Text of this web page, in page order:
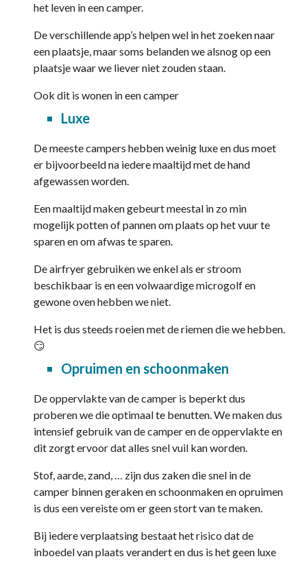
het leven in een camper.
De verschillende app’s helpen wel in het zoeken naar
een plaatsje, maar soms belanden we alsnog op een
plaatsje waar we liever niet zouden staan.
Ook dit is wonen in een camper
Luxe
De meeste campers hebben weinig luxe en dus moet
er bijvoorbeeld na iedere maaltijd met de hand
afgewassen worden.
Een maaltijd maken gebeurt meestal in zo min
mogelijk potten of pannen om plaats op het vuur te
sparen en om afwas te sparen.
De airfryer gebruiken we enkel als er stroom
beschikbaar is en een volwaardige microgolf en
gewone oven hebben we niet.
Het is dus steeds roeien met de riemen die we hebben.
😏
Opruimen en schoonmaken
De oppervlakte van de camper is beperkt dus
proberen we die optimaal te benutten. We maken dus
intensief gebruik van de camper en de oppervlakte en
dit zorgt ervoor dat alles snel vuil kan worden.
Stof, aarde, zand, … zijn dus zaken die snel in de
camper binnen geraken en schoonmaken en opruimen
is dus een vereiste om er geen stort van te maken.
Bij iedere verplaatsing bestaat het risico dat de
inboedel van plaats verandert en dus is het geen luxe